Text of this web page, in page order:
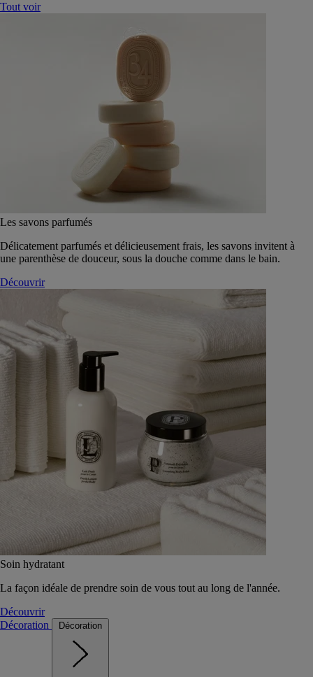
Tout voir
Les savons parfumés
Délicatement parfumés et délicieusement frais, les savons invitent à
une parenthèse de douceur, sous la douche comme dans le bain.
Découvrir
Soin hydratant
La façon idéale de prendre soin de vous tout au long de l'année.
Découvrir
Décoration
Décoration